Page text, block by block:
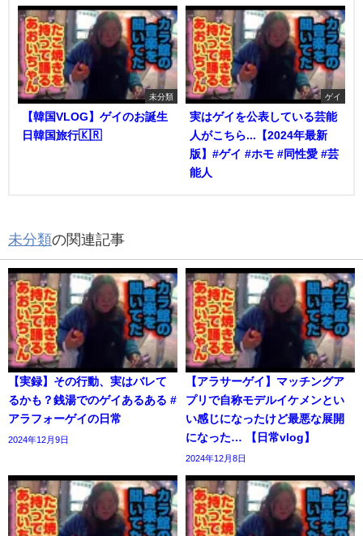
未分類
【韓国VLOG】ゲイのお誕生
日韓国旅行🇰🇷
ゲイ
実はゲイを公表している芸能
人がこちら...【2024年最新
版】#ゲイ #ホモ #同性愛 #芸
能人
未分類の関連記事
【実録】その行動、実はバレて
るかも？銭湯でのゲイあるある #
アラフォーゲイの日常
2024年12月9日
【アラサーゲイ】マッチングア
プリで自称モデルイケメンとい
い感じになったけど最悪な展開
になった… 【日常vlog】
2024年12月8日